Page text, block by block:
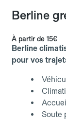
Berline
À partir de 15€
Berline
pour vos
Soute